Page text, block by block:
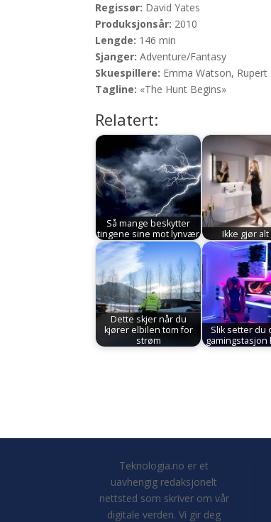
Regissør: David Yates
Produksjonsår: 2010
Lengde: 146 min
Sjanger: Adventure/Fantasy
Skuespillere: Emma Watson,
Tagline: «The Hunt Begins»
Relatert:
Så mange beskytter
tingene sine mot lynvær
Ikke gjør
Dette skjer når du
kjører elbilen tom for
strøm
Slik setter du
gamingstasjon
Teknologia.no er et
uavhengig redaksjonelt
nettsted som skriver om vår
digitale verden. Vi gir deg